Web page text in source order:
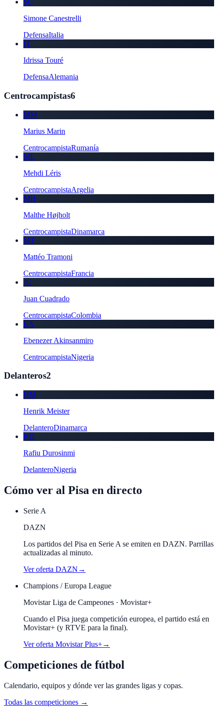
SC
Simone Canestrelli
DefensaItalia
IT
Idrissa Touré
DefensaAlemania
Centrocampistas6
MM
Marius Marin
CentrocampistaRumanía
ML
Mehdi Léris
CentrocampistaArgelia
MH
Malthe Højholt
CentrocampistaDinamarca
MT
Mattéo Tramoni
CentrocampistaFrancia
JC
Juan Cuadrado
CentrocampistaColombia
EA
Ebenezer Akinsanmiro
CentrocampistaNigeria
Delanteros2
HM
Henrik Meister
DelanteroDinamarca
RD
Rafiu Durosinmi
DelanteroNigeria
Cómo ver al Pisa en directo
Serie A
DAZN
Los partidos del Pisa en Serie A se emiten en DAZN. Parrillas
actualizadas al minuto.
Ver oferta DAZN →
Champions / Europa League
Movistar Liga de Campeones · Movistar+
Cuando el Pisa juega competición europea, el partido está en
Movistar+ (y RTVE para la final).
Ver oferta Movistar Plus+→
Competiciones de fútbol
Calendario, equipos y dónde ver las grandes ligas y copas.
Todas las competiciones →